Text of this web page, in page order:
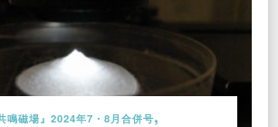
鳴磁場』2024年7・8月合併号